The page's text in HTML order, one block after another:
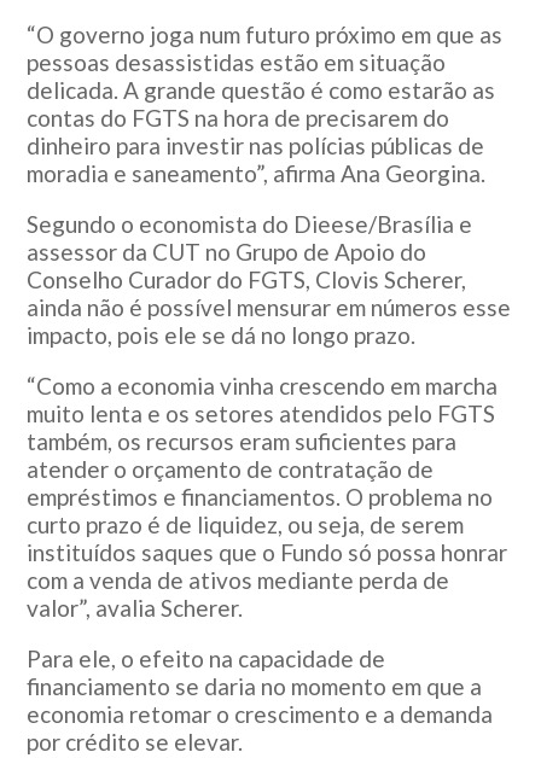
“O governo joga num futuro próximo em que as
pessoas desassistidas estão em situação
delicada. A grande questão é como estarão as
contas do FGTS na hora de precisarem do
dinheiro para investir nas polícias públicas de
moradia e saneamento”, afirma Ana Georgina.
Segundo o economista do Dieese/Brasília e
assessor da CUT no Grupo de Apoio do
Conselho Curador do FGTS, Clovis Scherer,
ainda não é possível mensurar em números esse
impacto, pois ele se dá no longo prazo.
“Como a economia vinha crescendo em marcha
muito lenta e os setores atendidos pelo FGTS
também, os recursos eram suficientes para
atender o orçamento de contratação de
empréstimos e financiamentos. O problema no
curto prazo é de liquidez, ou seja, de serem
instituídos saques que o Fundo só possa honrar
com a venda de ativos mediante perda de
valor”, avalia Scherer.
Para ele, o efeito na capacidade de
financiamento se daria no momento em que a
economia retomar o crescimento e a demanda
por crédito se elevar.